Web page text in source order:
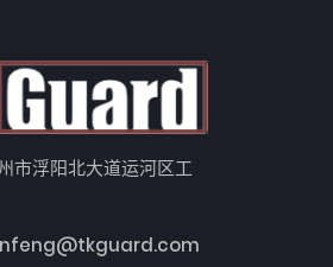
市浮阳北大道运河区工